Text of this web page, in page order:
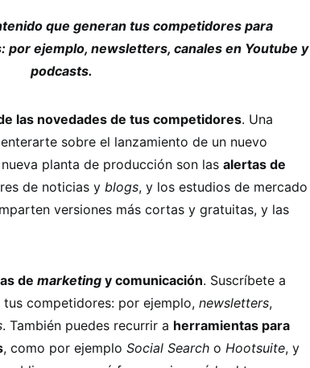
que generan tus competidores para
por ejemplo, newsletters, canales en Youtube y
podcasts.
las novedades de tus competidores. Una
sobre el lanzamiento de un nuevo
planta de producción son las alertas de
de noticias y blogs, y los estudios de mercado
versiones más cortas y gratuitas, y las
de marketing y comunicación. Suscríbete a
competidores: por ejemplo, newsletters,
. También puedes recurrir a herramientas para
, como por ejemplo Social Search o Hootsuite, y